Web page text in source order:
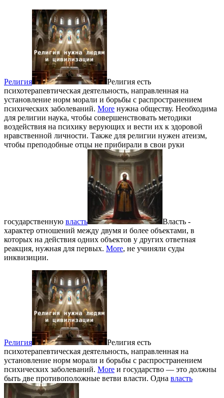
Религия
Религия есть
психотерапевтическая деятельность, направленная на
установление норм морали и борьбы с распространением
психических заболеваний. More нужна обществу. Необходима
для религии наука, чтобы совершенствовать методики
воздействия на психику верующих и вести их к здоровой
нравственной личности. Также для религии нужен атеизм,
чтобы преподобные отцы не прибирали в свои руки
государственную власть
Власть -
характер отношений между двумя и более объектами, в
которых на действия одних объектов у других ответная
реакция, нужная для первых. More, не учиняли суды
инквизиции.
Религия
Религия есть
психотерапевтическая деятельность, направленная на
установление норм морали и борьбы с распространением
психических заболеваний. More и государство — это должны
быть две противоположные ветви власти. Одна власть